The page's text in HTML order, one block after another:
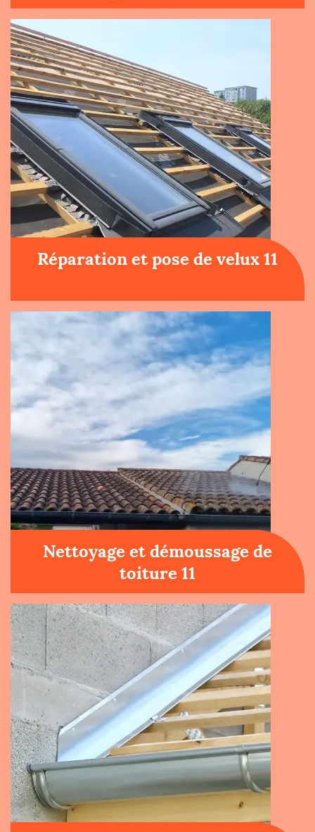
Réparation et pose de velux 11
Nettoyage et démoussage de
toiture 11